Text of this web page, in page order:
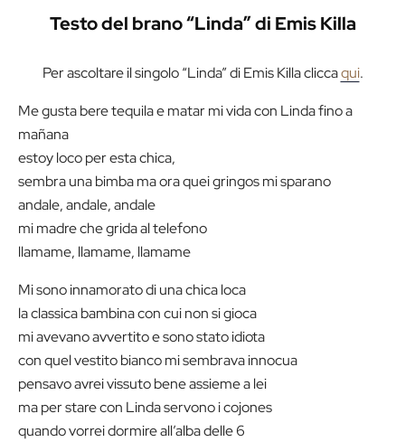
Testo del brano “Linda” di Emis Killa
Per ascoltare il singolo “Linda” di Emis Killa cliccaqui.
Me gusta bere tequila e matar mi vida con Linda fino a
mañana
estoy loco per esta chica,
sembra una bimba ma ora quei gringos mi sparano
andale, andale, andale
mi madre che grida al telefono
llamame, llamame, llamame
Mi sono innamorato di una chica loca
la classica bambina con cui non si gioca
mi avevano avvertito e sono stato idiota
con quel vestito bianco mi sembrava innocua
pensavo avrei vissuto bene assieme a lei
ma per stare con Linda servono i cojones
quando vorrei dormire all’alba delle 6